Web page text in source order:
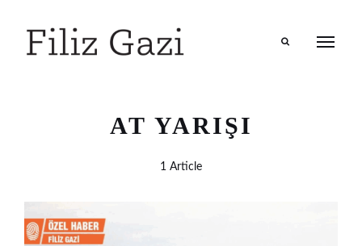
AT YARIŞI
1 Article